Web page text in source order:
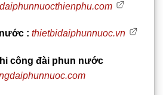
: thietbidaiphunnuoc.vn
công đài phun nước